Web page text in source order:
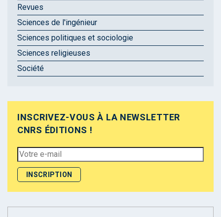
Revues
Sciences de l'ingénieur
Sciences politiques et sociologie
Sciences religieuses
Société
INSCRIVEZ-VOUS À LA NEWSLETTER
CNRS ÉDITIONS !